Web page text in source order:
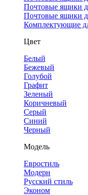
Почтовые ящики
Почтовые ящики
Комплектующие
Цвет
Белый
Бежевый
Голубой
Графит
Зеленый
Коричневый
Серый
Синий
Черный
Модель
Евростиль
Модерн
Русский стиль
Эконом